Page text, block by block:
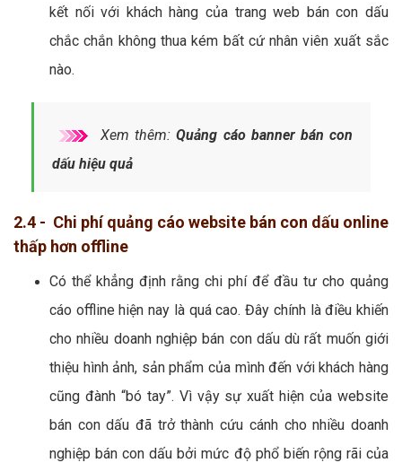
kết nối với khách hàng của trang web bán con dấu
chắc chắn không thua kém bất cứ nhân viên xuất sắc
nào.
Xem thêm:Quảng cáo banner bán con
dấu hiệu quả
2.4 - Chi phí quảng cáo website bán con dấu online
thấp hơn offline
Có thể khẳng định rằng chi phí để đầu tư cho quảng
cáo offline hiện nay là quá cao. Đây chính là điều khiến
cho nhiều doanh nghiệp bán con dấu dù rất muốn giới
thiệu hình ảnh, sản phẩm của mình đến với khách hàng
cũng đành “bó tay”. Vì vậy sự xuất hiện của website
bán con dấu đã trở thành cứu cánh cho nhiều doanh
nghiệp bán con dấu bởi mức độ phổ biến rộng rãi của